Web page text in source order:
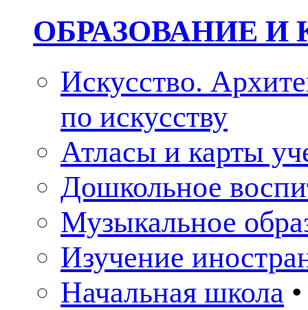
ОБРАЗОВАНИЕ И
Искусство.
по искусству
Атласы и карты
Дошкольное
Музыкальное
Изучение
Начальная школа •